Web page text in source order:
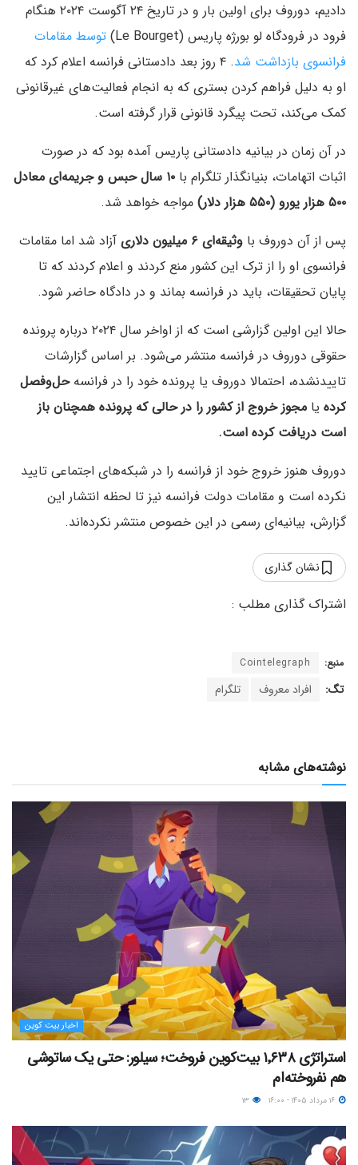
دادیم، دوروف برای اولین بار و در تاریخ ۲۴ آگوست ۲۰۲۴ هنگام
فرود در فرودگاه لو بورژه پاریس (Le Bourget)
توسط مقامات
فرانسوی بازداشت شد
. ۴ روز بعد دادستانی فرانسه اعلام کرد که
او به دلیل فراهم کردن بستری که به انجام فعالیت‌های غیرقانونی
کمک می‌کند، تحت پیگرد قانونی قرار گرفته است.
در آن زمان در بیانیه دادستانی پاریس آمده بود که در صورت
اثبات اتهامات، بنیانگذار تلگرام با
۱۰ سال حبس و جریمه‌ای معادل
۵۰۰ هزار یورو (۵۵۰ هزار دلار)
مواجه خواهد شد.
پس از آن دوروف با وثیقه‌ای ۶ میلیون دلاری
آزاد شد اما مقامات
فرانسوی او را از ترک این کشور منع کردند و اعلام کردند که تا
پایان تحقیقات، باید در فرانسه بماند و در دادگاه حاضر شود.
حالا این اولین گزارشی است که از اواخر سال ۲۰۲۴ درباره پرونده
حقوقی دوروف در فرانسه منتشر می‌شود. بر اساس گزارشات
تایید‌نشده، احتمالا دوروف یا پرونده خود را در فرانسه حل‌وفصل
کرده یا مجوز خروج از کشور را در حالی که پرونده همچنان باز
است دریافت کرده است.
دوروف هنوز خروج خود از فرانسه را در شبکه‌های اجتماعی تایید
نکرده است و مقامات دولت فرانسه نیز تا لحظه انتشار این
گزارش، بیانیه‌ای رسمی در این خصوص منتشر نکرده‌اند.
نشان گذاری
منبع: Cointelegraph
تگ: افراد معروف تلگرام
نوشته‌های مشابه
اخبار بیت کوین
استراتژی ۱٬۶۳۸ بیت‌کوین فروخت؛ سیلور: حتی یک ساتوشی
هم نفروخته‌ام